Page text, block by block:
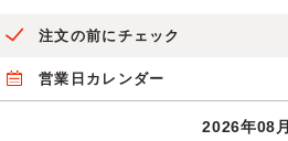
注文の前にチェック
営業日カレンダー
2026年08月